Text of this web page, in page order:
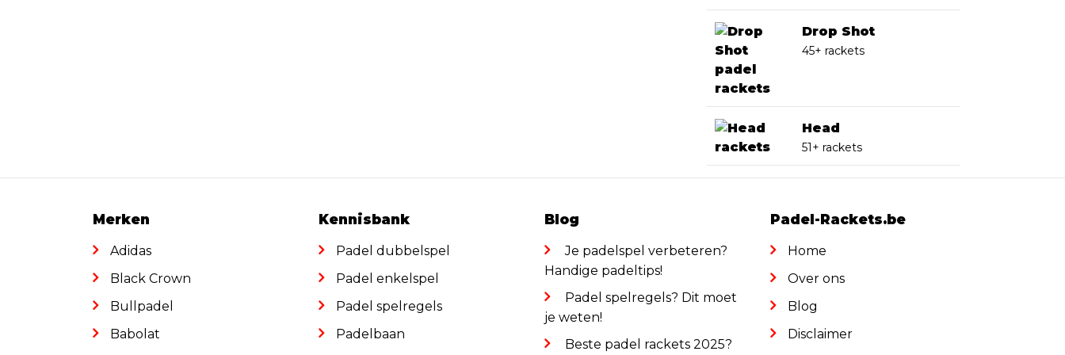
Drop Shot
45+ rackets
Head
51+ rackets
Merken
Adidas
Black Crown
Bullpadel
Babolat
Kennisbank
Padel dubbelspel
Padel enkelspel
Padel spelregels
Padelbaan
Blog
Je padelspel verbeteren?
Handige padeltips!
Padel spelregels? Dit moet
je weten!
Beste padel rackets 2025?
Padel-Rackets.be
Home
Over ons
Blog
Disclaimer